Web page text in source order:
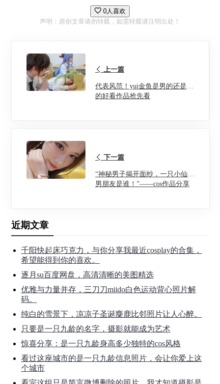
0人喜欢
声明：原创文章请勿转载，如需转载请注明出处！
上一篇
代表风范！yui金鱼是男的还是女
的好看作品抢先看
下一篇
“神秘男子揭开面纱，一只小仙若
男朋友是谁！”——cos作品分享
近期文章
千阳快起床巧克力，与你分享我最近cosplay的合集，
希望能得到你的喜欢。
逐月su百度网盘，高清清晰的美图精选
优雅与力量并存，三刀刀miido白色运动背心照片解
码。
纯白的雪景下，凉凉子圣诞麋鹿比邻照片让人心醉。
只要是一只九龄的名字，摄影就能成为艺术
惊喜分享：是一只九龄身高多少独特的cos风格
看过这座城市的是一只九龄信息照片，会让你爱上这
个城市